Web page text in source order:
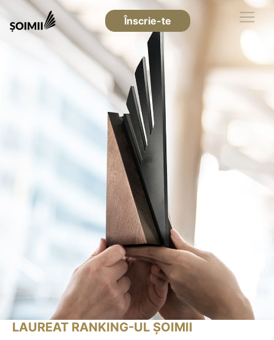
Înscrie-te
LAUREAT RANKING-UL ȘOIMII